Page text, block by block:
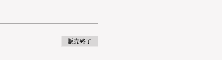
販売終了